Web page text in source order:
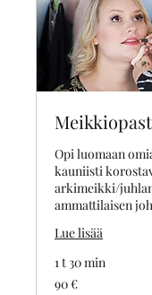
Opi luomaan
kauniisti
arkimeikki/
ammattilaisen
Lue lisää
1 t 30 min
euroa
90 €